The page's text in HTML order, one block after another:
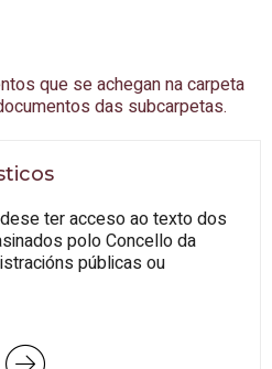
que se achegan na carpeta
das subcarpetas.
ter acceso ao texto dos
polo Concello da
públicas ou